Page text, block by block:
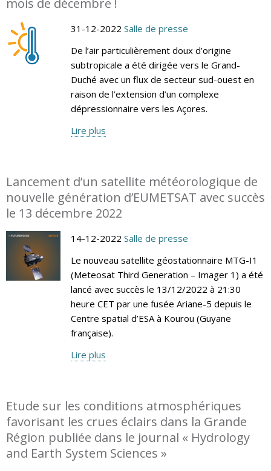
31-12-2022 Salle de presse
De l’air particulièrement doux d’origine
subtropicale a été dirigée vers le Grand-
Duché avec un flux de secteur sud-ouest en
raison de l’extension d’un complexe
dépressionnaire vers les Açores.
Lire plus
Lancement d’un satellite météorologique de
nouvelle génération d’EUMETSAT avec succès
le 13 décembre 2022
14-12-2022 Salle de presse
Le nouveau satellite géostationnaire MTG-I1
(Meteosat Third Generation – Imager 1) a été
lancé avec succès le 13/12/2022 à 21:30
heure CET par une fusée Ariane-5 depuis le
Centre spatial d’ESA à Kourou (Guyane
française).
Lire plus
Etude sur les conditions atmosphériques
favorisant les crues éclairs dans la Grande
Région publiée dans le journal « Hydrology
and Earth System Sciences »